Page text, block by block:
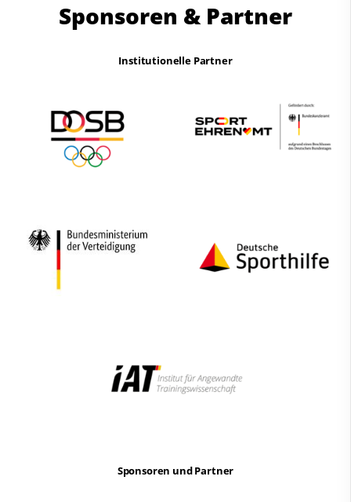
Sponsoren & Partner
Institutionelle Partner
Sponsoren und Partner